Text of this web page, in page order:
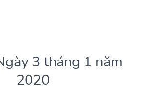
3 tháng 1 năm
2020